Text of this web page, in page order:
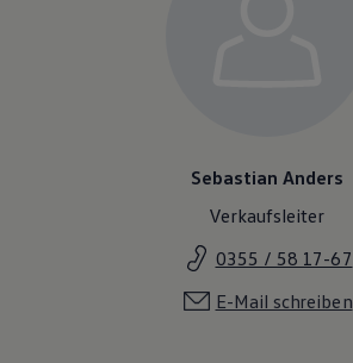
Sebastian Anders
Verkaufsleiter
0355 / 58 17-67
E-Mail schreiben